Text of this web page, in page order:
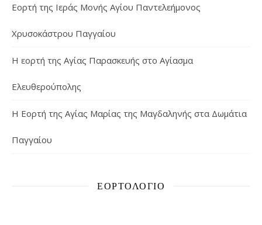
Εορτή της Ιεράς Μονής Αγίου Παντελεήμονος
Χρυσοκάστρου Παγγαίου
Η εορτή της Αγίας Παρασκευής στο Αγίασμα
Ελευθερούπολης
H Εορτή της Αγίας Μαρίας της Μαγδαληνής στα Δωμάτια
Παγγαίου
ΕΟΡΤΟΛΌΓΙΟ